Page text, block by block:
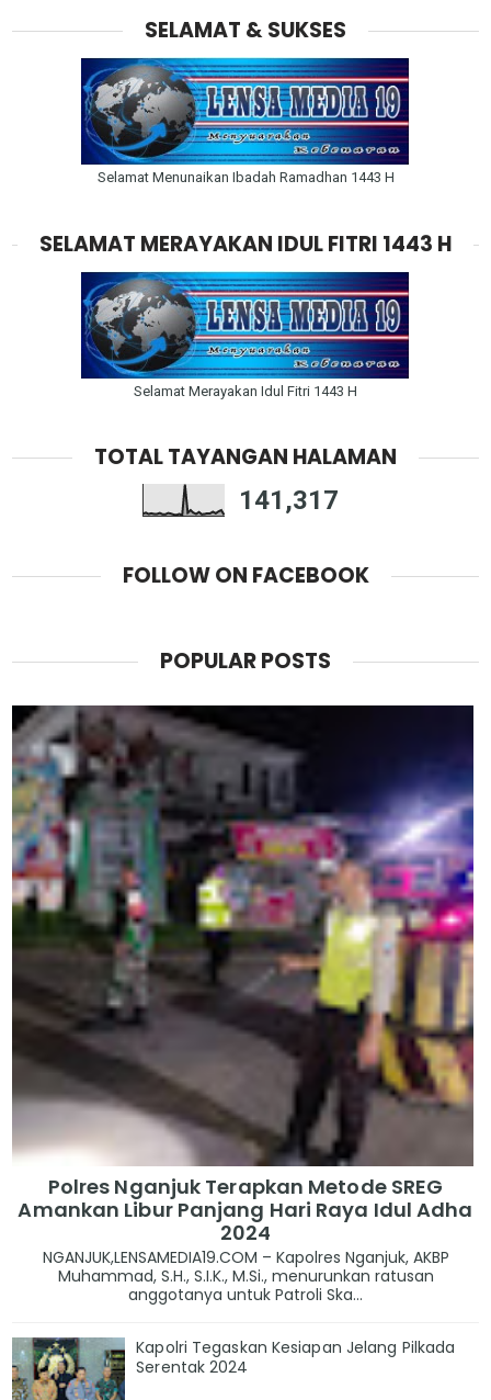
SELAMAT & SUKSES
Selamat Menunaikan Ibadah Ramadhan 1443 H
SELAMAT MERAYAKAN IDUL FITRI 1443 H
Selamat Merayakan Idul Fitri 1443 H
TOTAL TAYANGAN HALAMAN
141,317
FOLLOW ON FACEBOOK
POPULAR POSTS
Polres Nganjuk Terapkan Metode SREG
Amankan Libur Panjang Hari Raya Idul Adha
2024
NGANJUK,LENSAMEDIA19.COM – Kapolres Nganjuk, AKBP
Muhammad, S.H., S.I.K., M.Si., menurunkan ratusan
anggotanya untuk Patroli Ska...
Kapolri Tegaskan Kesiapan Jelang Pilkada
Serentak 2024